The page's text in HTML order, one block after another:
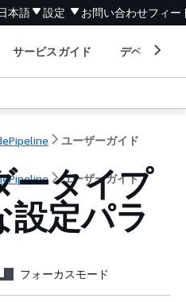
本語 設定 お問い合わせフィー
サービスガイド デベロッパ
ユーザーガイド
ユーザーガイド
ータイプ
設定パラ
フォーカスモード